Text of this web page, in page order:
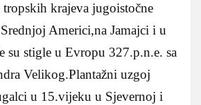
krajeva jugoistočne
Americi,na Jamajci i u
su stigle u Evropu 327.p.n.e. sa
Velikog.Plantažni uzgoj
u 15.vijeku u Sjevernoj i